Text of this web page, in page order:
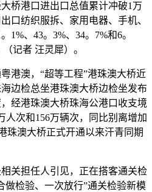
桥港口进出口总值累计冲破1万
口纺织服拆、家用电器、手机、
1%、43。3%、34。7%和6。
记者 汪灵犀）。
澳，“超等工程”港珠澳大桥近
边检总坐港珠澳大桥边检坐发布
经港珠澳大桥珠海公港口收支境
人次和156万辆次，同比别离增加
珠澳大桥正式开通以来汗青同期
担任人引见，正在搭客通关检
做检验、一次放行”通关检验新模